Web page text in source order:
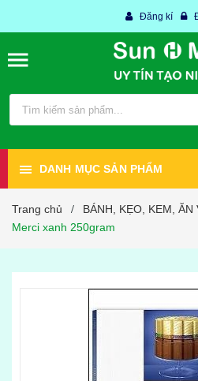
Đăng kí
DANH MỤC SẢN PHẨM
Trang chủ / BÁNH, KẸO, KEM, ĂN
Merci xanh 250gram